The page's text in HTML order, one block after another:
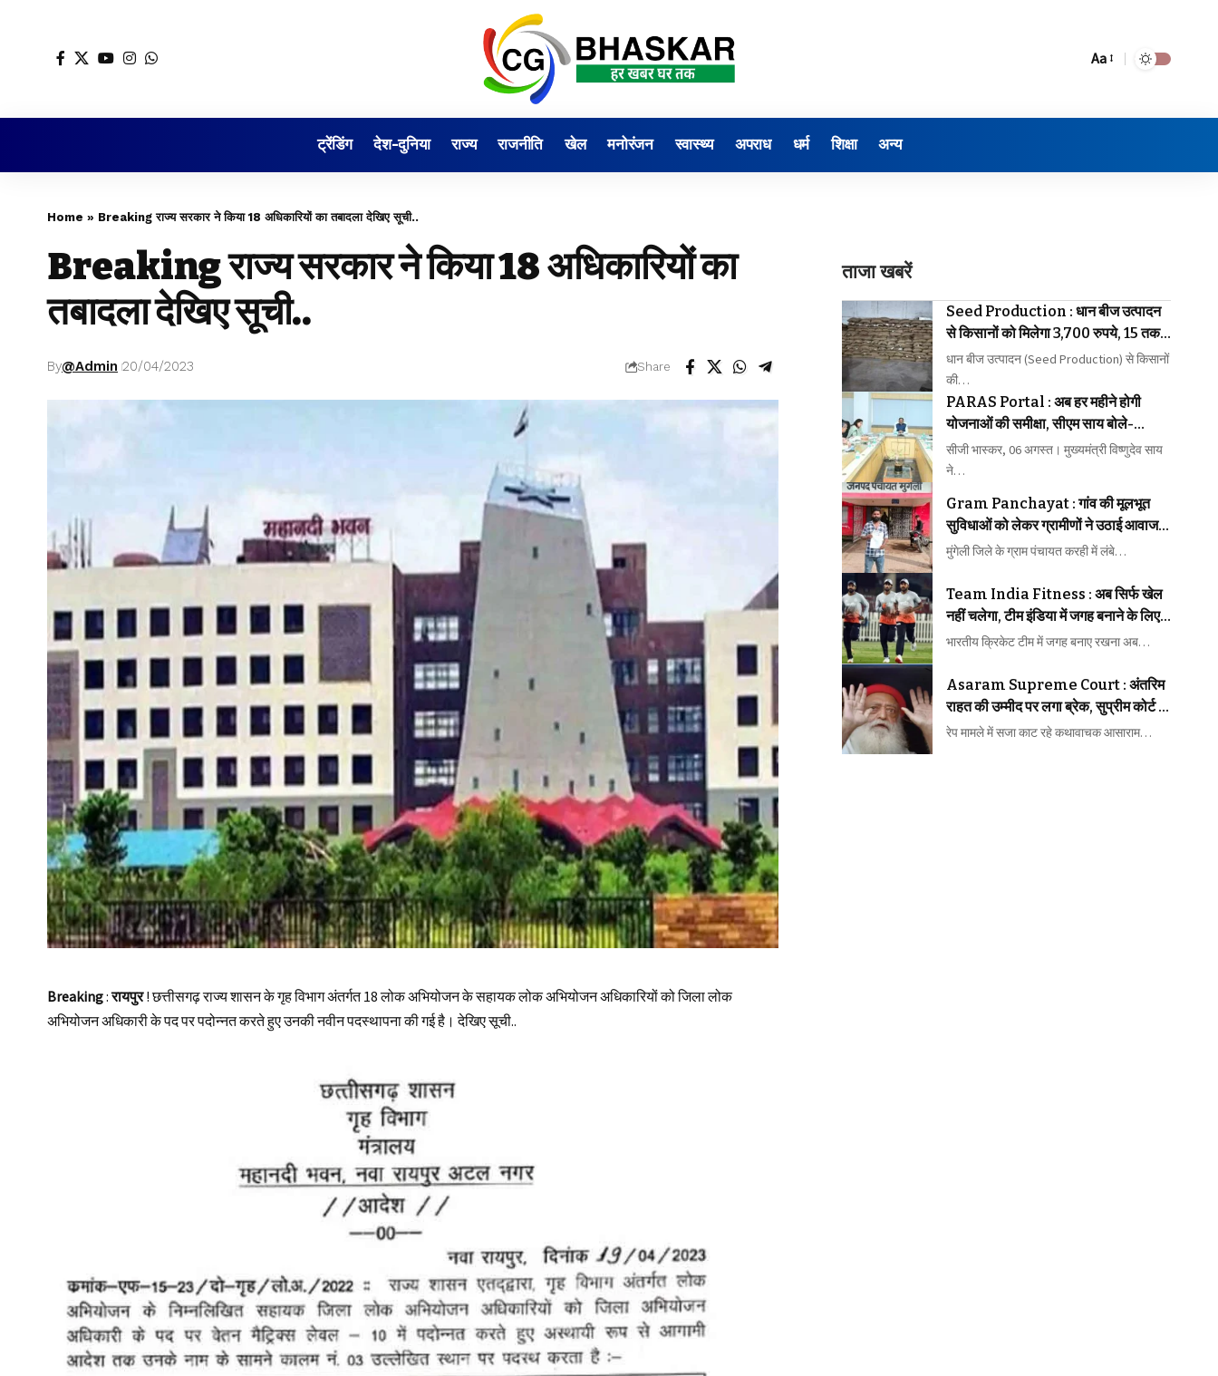
Aa
ट्रेंडिंग देश-दुनिया राज्य राजनीति खेल मनोरंजन स्वास्थ्य अपराध धर्म शिक्षा अन्य
Home » Breaking राज्य सरकार ने किया 18 अधिकारियों का तबादला देखिए सूची..
Breaking राज्य सरकार ने किया 18 अधिकारियों का
तबादला देखिए सूची..
By@Admin 20/04/2023 Share
Breaking:रायपुर! छत्तीसगढ़ राज्य शासन के गृह विभाग अंतर्गत 18 लोक अभियोजन के सहायक लोक अभियोजन अधिकारियों को जिला लोक
अभियोजन अधिकारी के पद पर पदोन्नत करते हुए उनकी नवीन पदस्थापना की गई है। देखिए सूची..
ताजा खबरें
Seed Production : धान बीज उत्पादन
से किसानों को मिलेगा 3,700 रुपये, 15 तक
कराएं पंजीयन
धान बीज उत्पादन (Seed Production) से किसानों
की…
PARAS Portal : अब हर महीने होगी
योजनाओं की समीक्षा, सीएम साय बोले-
लापरवाही बिल्कुल बर्दाश्त नहीं
सीजी भास्कर, 06 अगस्त। मुख्यमंत्री विष्णुदेव साय
ने…
Gram Panchayat : गांव की मूलभूत
सुविधाओं को लेकर ग्रामीणों ने उठाई आवाज,
समस्याओं के समाधान की मांग तेज
मुंगेली जिले के ग्राम पंचायत करही में लंबे…
Team India Fitness : अब सिर्फ खेल
नहीं चलेगा, टीम इंडिया में जगह बनाने के लिए
फिटनेस की होगी कड़ी परीक्षा
भारतीय क्रिकेट टीम में जगह बनाए रखना अब…
Asaram Supreme Court : अंतरिम
राहत की उम्मीद पर लगा ब्रेक, सुप्रीम कोर्ट ने
आसाराम की याचिका पर सुनाया बड़ा फैसला
रेप मामले में सजा काट रहे कथावाचक आसाराम…